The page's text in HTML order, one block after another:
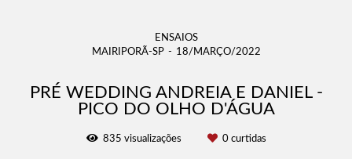
ENSAIOS
MAIRIPORÃ-SP
18/MARÇO/2022
PRÉ WEDDING ANDREIA E DANIEL -
PICO DO OLHO D'ÁGUA
835 visualizações 0curtidas